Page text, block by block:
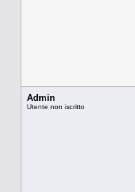
Admin
Utente non iscritto